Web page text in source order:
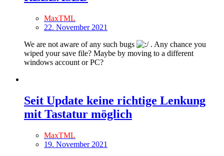
MaxTML
22. November 2021
We are not aware of any such bugs
. Any chance you
wiped your save file? Maybe by moving to a different
windows account or PC?
Seit Update keine richtige Lenkung
mit Tastatur möglich
MaxTML
19. November 2021